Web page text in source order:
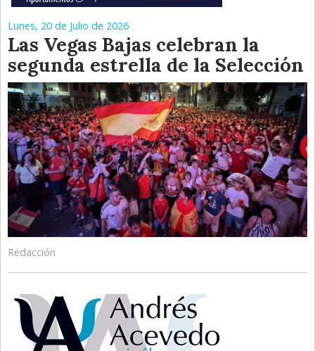
Lunes, 20 de Julio de 2026
Las Vegas Bajas celebran la
segunda estrella de la Selección
Redacción